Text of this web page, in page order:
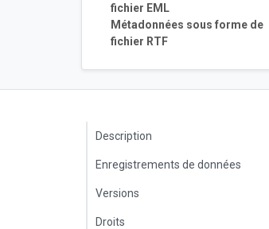
fichier EML
Métadonnées sous forme de
fichier RTF
Description
Enregistrements de données
Versions
Droits